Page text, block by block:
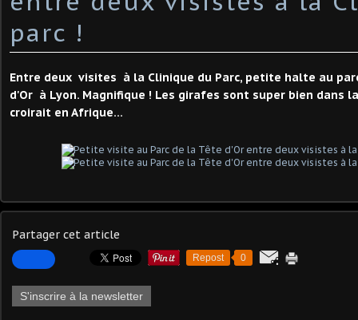
parc !
Entre deux visites à la Clinique du Parc, petite halte au
d'Or à Lyon. Magnifique ! Les girafes sont super bien dans
croirait en Afrique...
Partager cet article
Repost 0
S'inscrire à la newsletter